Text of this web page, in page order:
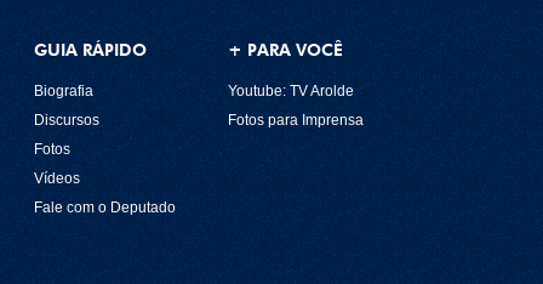
GUIA RÁPIDO
Biografia
Discursos
Fotos
Vídeos
Fale com o Deputado
+ PARA VOCÊ
Youtube: TV Arolde
Fotos para Imprensa